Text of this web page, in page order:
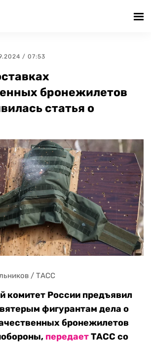
/ 07:53
бронежилетов
статья о
/ ТАСС
комитет России предъявил
фигурантам дела о
бронежилетов
передаетТАСС со